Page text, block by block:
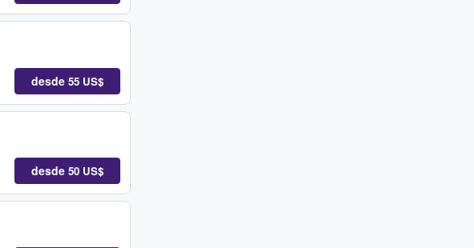
desde 55 US$
desde 50 US$